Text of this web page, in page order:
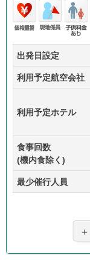
価格
重視
現地
係員
子供
あり
出発日設定
利用予定航空会社
利用予定ホテル
食事回数
(機内食除く)
最少催行人員
＋